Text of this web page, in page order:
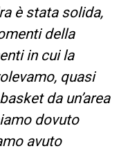
è stata solida,
della
in cui la
quasi
da un’area
dovuto
avuto